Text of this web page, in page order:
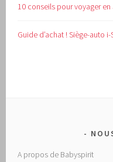
10 conseils pour voyager
Guide d’achat !Siège-auto
A propos de Babyspirit